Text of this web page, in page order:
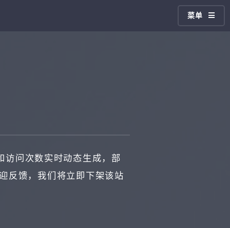
菜单
问次数实时动态生成，部
反馈，我们将立即下架该站